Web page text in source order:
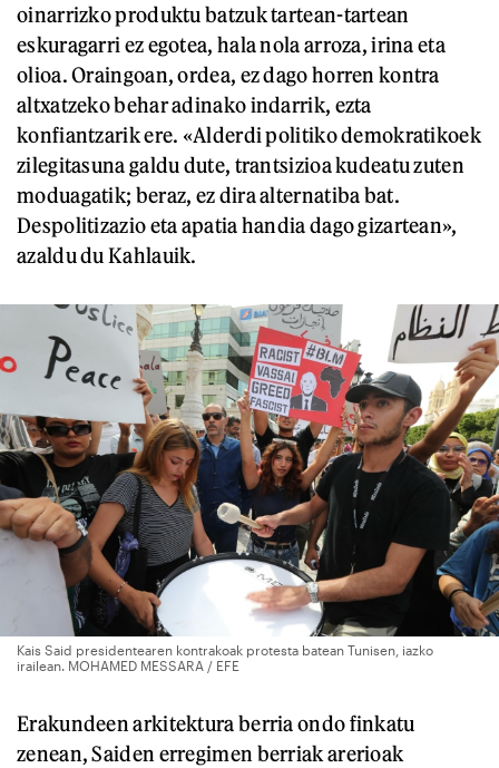
oinarrizko produktu batzuk tartean-tartean
eskuragarri ez egotea, hala nola arroza, irina eta
olioa. Oraingoan, ordea, ez dago horren kontra
altxatzeko behar adinako indarrik, ezta
konfiantzarik ere. «Alderdi politiko demokratikoek
zilegitasuna galdu dute, trantsizioa kudeatu zuten
moduagatik; beraz, ez dira alternatiba bat.
Despolitizazio eta apatia handia dago gizartean»,
azaldu du Kahlauik.
Kais Said presidentearen kontrakoak protesta batean Tunisen, iazko
irailean. MOHAMED MESSARA / EFE
Erakundeen arkitektura berria ondo finkatu
zenean, Saiden erregimen berriak arerioak